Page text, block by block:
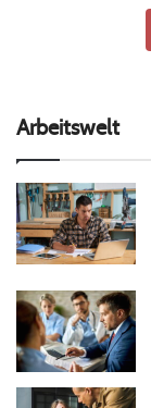
Arbeitswelt